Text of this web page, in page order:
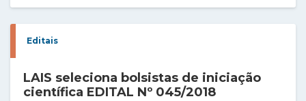
Editais
LAIS seleciona bolsistas de iniciação
científica EDITAL Nº 045/2018